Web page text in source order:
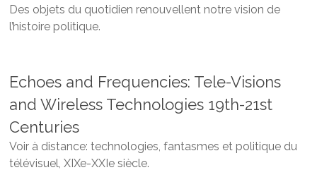
Des objets du quotidien renouvellent notre vision de
l’histoire politique.
Echoes and Frequencies: Tele-Visions
and Wireless Technologies 19th-21st
Centuries
Voir à distance: technologies, fantasmes et politique du
télévisuel, XIXe-XXIe siècle.